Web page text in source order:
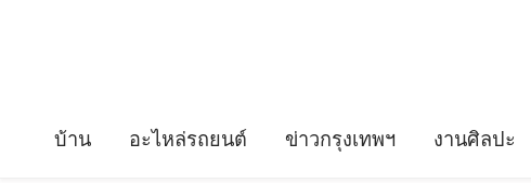
บ้าน อะไหล่รถยนต์ ข่าวกรุงเทพฯ งานศิลปะ